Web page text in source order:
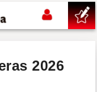
2026